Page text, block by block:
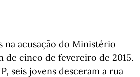
na acusação do Ministério
de cinco de fevereiro de 2015.
seis jovens desceram a rua